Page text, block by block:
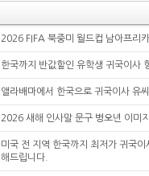
2026 FIFA 북중미 월드컵 남아프리
한국까지 반값할인 유학생 귀국이사
앨라배마에서 한국으로 귀국이사 유
2026 새해 인사말 문구 병오년 이미
미국 전 지역 한국까지 최저가 귀국
해드립니다.